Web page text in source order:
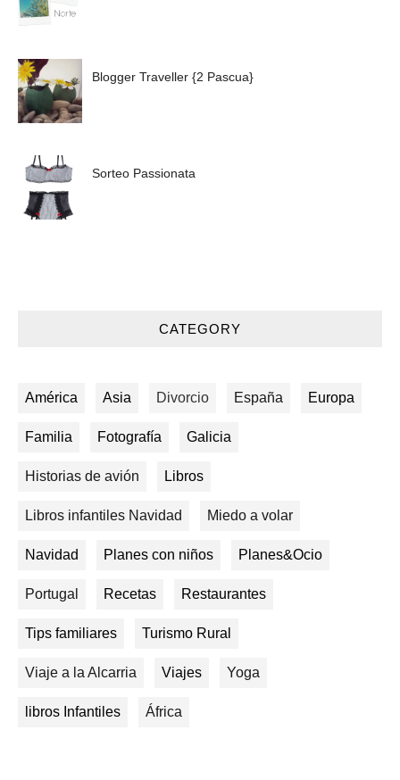
Blogger Traveller {2 Pascua}
Sorteo Passionata
CATEGORY
América Asia Divorcio España Europa
Familia Fotografía Galicia
Historias de avión Libros
Libros infantiles Navidad Miedo a volar
Navidad Planes con niños Planes&Ocio
Portugal Recetas Restaurantes
Tips familiares Turismo Rural
Viaje a la Alcarria Viajes Yoga
libros Infantiles África